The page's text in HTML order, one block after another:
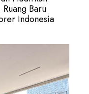
Baru
Indonesia